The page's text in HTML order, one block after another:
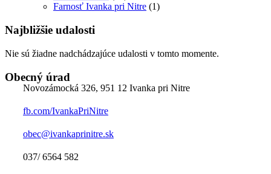
Farnosť Ivanka pri Nitre (1)
Najbližšie udalosti
Nie sú žiadne nadchádzajúce udalosti v tomto momente.
Obecný úrad
Novozámocká 326, 951 12 Ivanka pri Nitre
fb.com/IvankaPriNitre
obec@ivankaprinitre.sk
037/ 6564 582